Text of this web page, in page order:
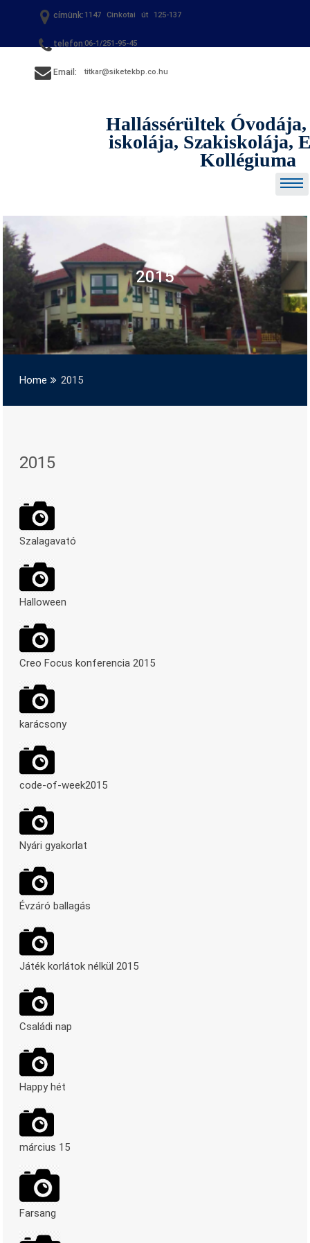
címünk: 1147 Cinkotai út 125-137
telefon:06-1/251-95-45
Email: titkar@siketekbp.co.hu
Hallássérültek
iskolája, Szakiskolája,
Kollégiuma
2015
Home 2015
2015
Szalagavató
Halloween
Creo Focus konferencia 2015
karácsony
code-of-week2015
Nyári gyakorlat
Évzáró ballagás
Játék korlátok nélkül 2015
Családi nap
Happy hét
március 15
Farsang